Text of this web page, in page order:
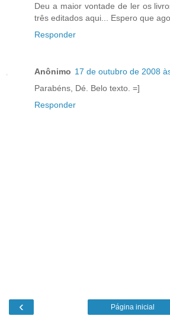
Deu a maior vontade de ler os
três editados aqui... Espero que
Responder
Anônimo 17 de outubro de 2008
Parabéns, Dé. Belo texto. =]
Responder
‹ Página inicial